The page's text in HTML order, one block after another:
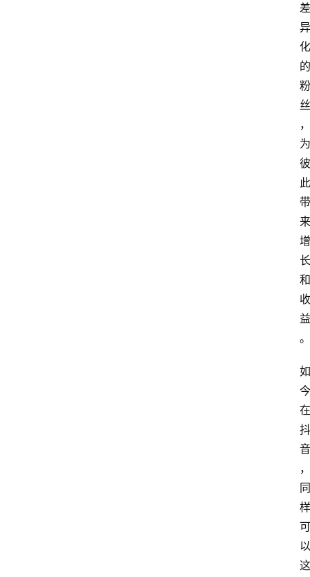
差
异
化
的
粉
丝
，
为
彼
此
带
来
增
长
和
收
益
。
如
今
在
抖
音
，
同
样
可
以
这